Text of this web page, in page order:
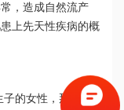
，造成自然流产
上先天性疾病的概
的女性，那只是个